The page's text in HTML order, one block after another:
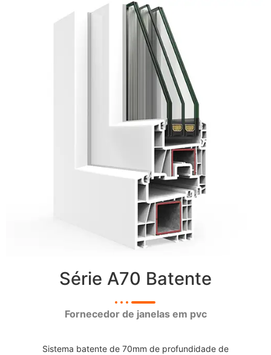
Série A70 Batente
Fornecedor de janelas em pvc
Sistema batente de 70mm de profundidade de